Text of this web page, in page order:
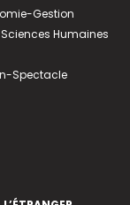
Gestion
Humaines
Spectacle